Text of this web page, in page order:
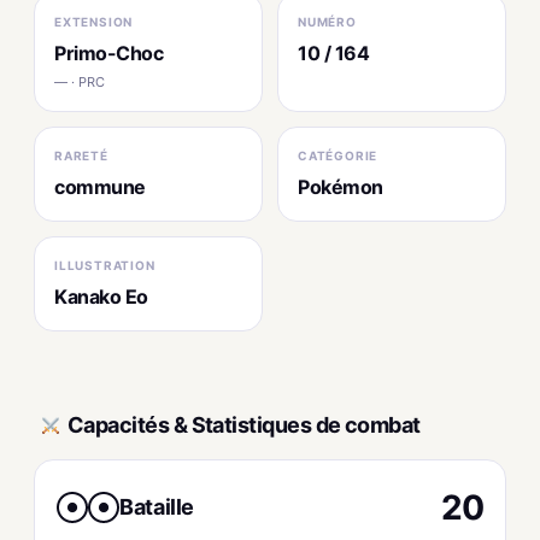
EXTENSION
Primo-Choc
— · PRC
NUMÉRO
10 / 164
RARETÉ
commune
CATÉGORIE
Pokémon
ILLUSTRATION
Kanako Eo
Capacités & Statistiques de combat
● ● Bataille 20